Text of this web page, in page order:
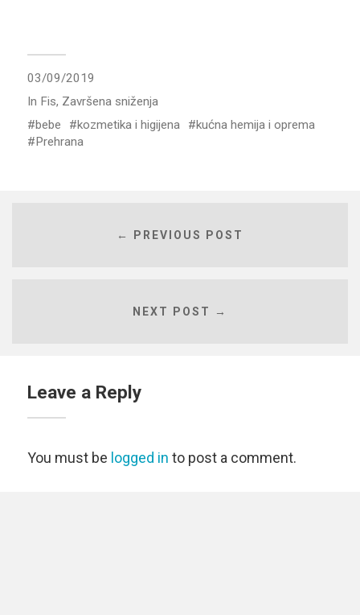
03/09/2019
In Fis, Završena sniženja
bebe
kozmetika i higijena
kućna hemija i oprema
Prehrana
← PREVIOUS POST
NEXT POST →
Leave a Reply
You must be logged in to post a comment.